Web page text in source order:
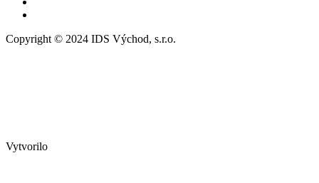
Copyright © 2024 IDS Východ, s.r.o.
Vytvorilo